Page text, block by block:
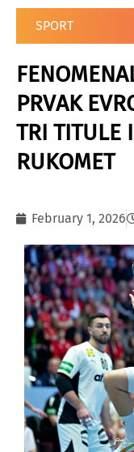
SPORT
PRVAK
TRI TITULE
RUKOMET
February 1, 2026